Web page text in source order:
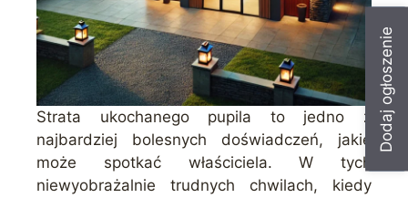
Dodaj ogłoszenie
Strata ukochanego pupila to jedno z
najbardziej bolesnych doświadczeń, jakie
może spotkać właściciela. W tych
niewyobrażalnie trudnych chwilach, kiedy